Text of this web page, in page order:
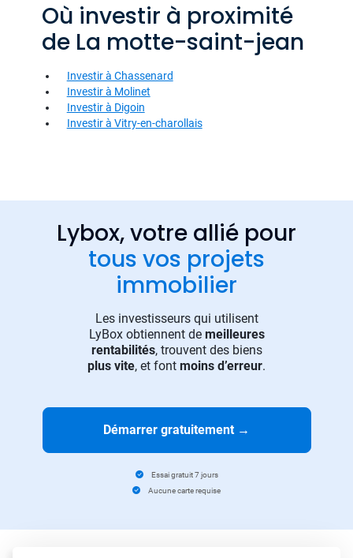
Où investir à proximité
de La motte-saint-jean
Investir à Chassenard
Investir à Molinet
Investir à Digoin
Investir à Vitry-en-charollais
Lybox, votre allié pour
tous vos projets
immobilier
Les investisseurs qui utilisent
LyBox obtiennent de meilleures
rentabilités, trouvent des biens
plus vite, et font moins d’erreur.
Démarrer gratuitement →
Essai gratuit 7 jours
Aucune carte requise